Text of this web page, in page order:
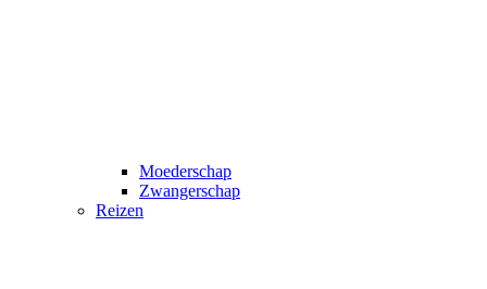
Moederschap
Zwangerschap
Reizen